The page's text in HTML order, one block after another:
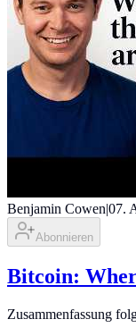
Benjamin Cowen|07.
Abonnieren
Bitcoin:
Zusammenfassung